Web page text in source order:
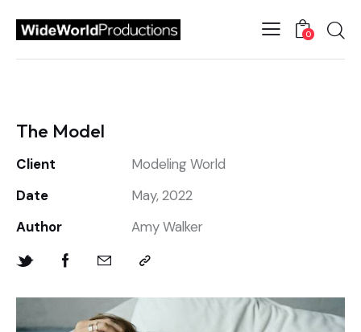
0
The Model
Client
Modeling World
Date
May, 2022
Author
Amy Walker